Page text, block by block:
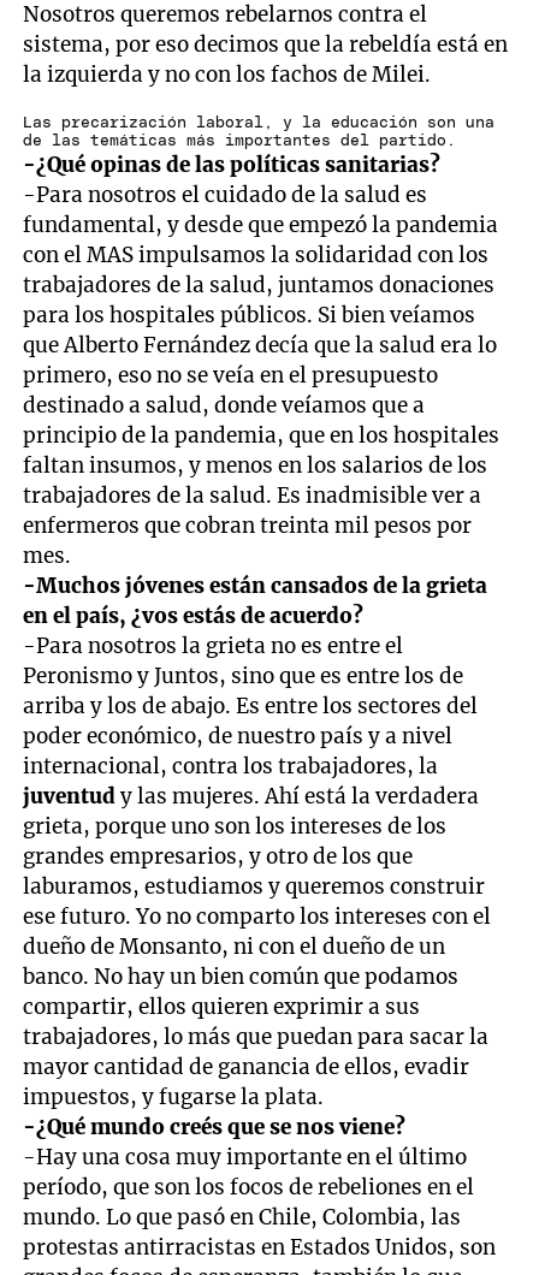
Nosotros queremos rebelarnos contra el
sistema, por eso decimos que la rebeldía está en
la izquierda y no con los fachos de Milei.
Las precarización laboral, y la educación son una
de las temáticas más importantes del partido.
-¿Qué opinas de las políticas sanitarias?
-Para nosotros el cuidado de la salud es
fundamental, y desde que empezó la pandemia
con el MAS impulsamos la solidaridad con los
trabajadores de la salud, juntamos donaciones
para los hospitales públicos. Si bien veíamos
que Alberto Fernández decía que la salud era lo
primero, eso no se veía en el presupuesto
destinado a salud, donde veíamos que a
principio de la pandemia, que en los hospitales
faltan insumos, y menos en los salarios de los
trabajadores de la salud. Es inadmisible ver a
enfermeros que cobran treinta mil pesos por
mes.
-Muchos jóvenes están cansados de la grieta
en el país, ¿vos estás de acuerdo?
-Para nosotros la grieta no es entre el
Peronismo y Juntos, sino que es entre los de
arriba y los de abajo. Es entre los sectores del
poder económico, de nuestro país y a nivel
internacional, contra los trabajadores, la
juventudy las mujeres. Ahí está la verdadera
grieta, porque uno son los intereses de los
grandes empresarios, y otro de los que
laburamos, estudiamos y queremos construir
ese futuro. Yo no comparto los intereses con el
dueño de Monsanto, ni con el dueño de un
banco. No hay un bien común que podamos
compartir, ellos quieren exprimir a sus
trabajadores, lo más que puedan para sacar la
mayor cantidad de ganancia de ellos, evadir
impuestos, y fugarse la plata.
-¿Qué mundo creés que se nos viene?
-Hay una cosa muy importante en el último
período, que son los focos de rebeliones en el
mundo. Lo que pasó en Chile, Colombia, las
protestas antirracistas en Estados Unidos, son